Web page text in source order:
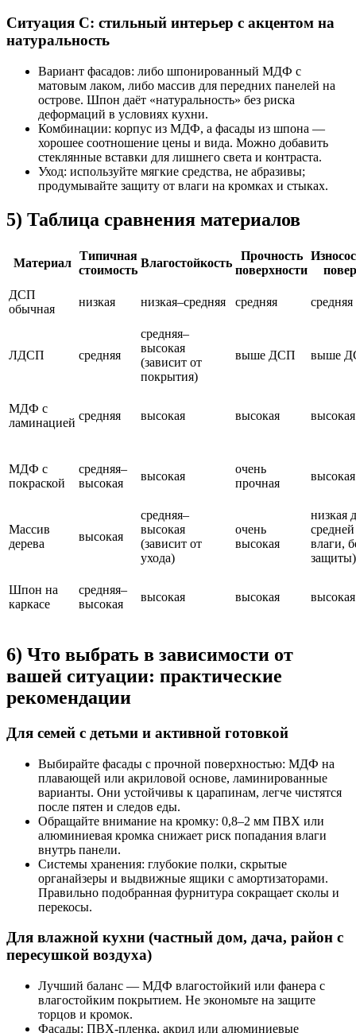
Ситуация C: стильный интерьер с акцентом на
натуральность
Вариант фасадов: либо шпонированный МДФ с
матовым лаком, либо массив для передних панелей на
острове. Шпон даёт «натуральность» без риска
деформаций в условиях кухни.
Комбинации: корпус из МДФ, а фасады из шпона —
хорошее соотношение цены и вида. Можно добавить
стеклянные вставки для лишнего света и контраста.
Уход: используйте мягкие средства, не абразивы;
продумывайте защиту от влаги на кромках и стыках.
5) Таблица сравнения материалов
Материал
Типичная
стоимость
Влагостойкость
Прочность
поверхности
ДСП
обычная
низкая низкая–средняя средняя средняя
ЛДСП средняя
средняя–
высокая
(зависит от
покрытия)
выше ДСП выше
МДФ с
ламинацией
средняя высокая высокая высокая
МДФ с
покраской
средняя–
высокая
высокая
очень
прочная
высокая
Массив
дерева
высокая
средняя–
высокая
(зависит от
ухода)
очень
высокая
низкая
средней
влаги,
защиты)
Шпон на
каркасе
средняя–
высокая
высокая высокая высокая
6) Что выбрать в зависимости от
вашей ситуации: практические
рекомендации
Для семей с детьми и активной готовкой
Выбирайте фасады с прочной поверхностью: МДФ на
плавающей или акриловой основе, ламинированные
варианты. Они устойчивы к царапинам, легче чистятся
после пятен и следов еды.
Обращайте внимание на кромку: 0,8–2 мм ПВХ или
алюминиевая кромка снижает риск попадания влаги
внутрь панели.
Системы хранения: глубокие полки, скрытые
органайзеры и выдвижные ящики с амортизаторами.
Правильно подобранная фурнитура сокращает сколы и
перекосы.
Для влажной кухни (частный дом, дача, район с
пересушкой воздуха)
Лучший баланс — МДФ влагостойкий или фанера с
влагостойким покрытием. Не экономьте на защите
торцов и кромок.
Фасады: ПВХ-пленка, акрил или алюминиевые